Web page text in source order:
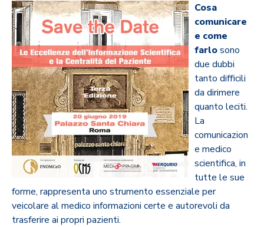
Cosa
comunicare
e come
farlosono
due dubbi
tanto difficili
da dirimere
quanto leciti.
La
comunicazion
e medico
scientifica, in
tutte le sue
forme, rappresenta uno strumento essenziale per
veicolare al medico informazioni certe e autorevoli da
trasferire ai propri pazienti.